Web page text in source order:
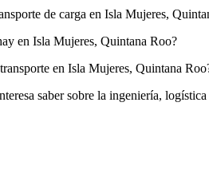
de carga en Isla Mujeres,
en Isla Mujeres, Quintana Roo?
en Isla Mujeres, Quintana
saber sobre la ingeniería,